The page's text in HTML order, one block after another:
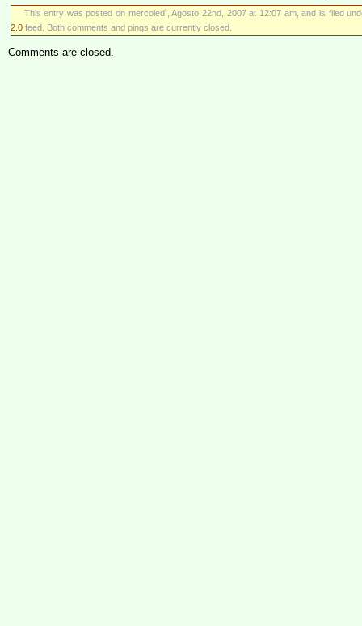
This entry was posted on mercoledì, Agosto 22nd, 2007 at 12:07 am, and is filed
2.0 feed. Both comments and pings are currently closed.
Comments are closed.